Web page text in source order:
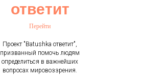
ответит
Перейти
Проект "Batushka ответит",
призванный помочь людям
определиться в важнейших
вопросах мировоззрения.